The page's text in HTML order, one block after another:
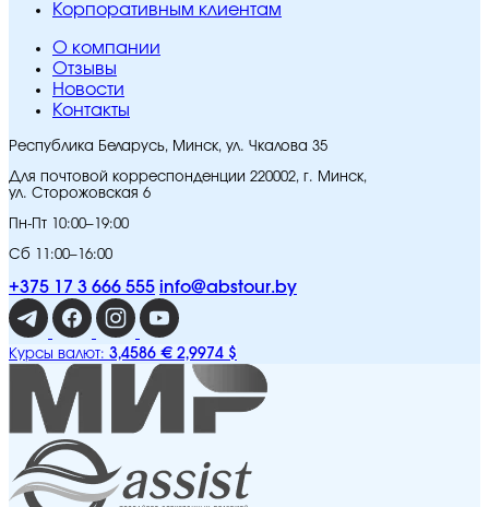
Корпоративным клиентам
O компании
Отзывы
Новости
Контакты
Республика Беларусь, Минск, ул. Чкалова 35
Для почтовой корреспонденции 220002, г. Минск,
ул. Сторожовская 6
Пн-Пт 10:00–19:00
Сб 11:00–16:00
+375 17 3 666 555 info@abstour.by
Курсы валют: 3,4586 € 2,9974 $